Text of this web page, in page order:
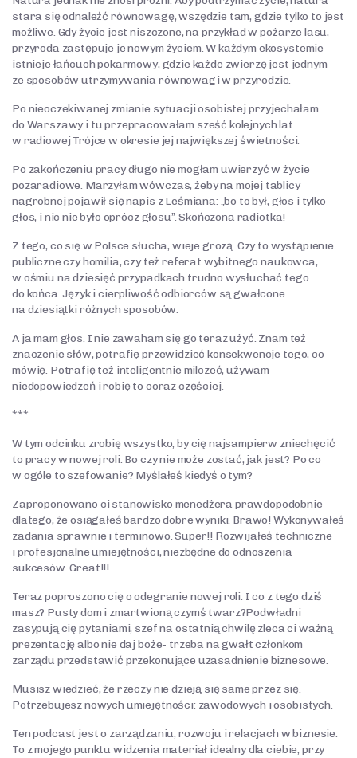
stara się odnaleźć równowagę, wszędzie tam, gdzie tylko to jest
możliwe. Gdy życie jest niszczone, na przykład w pożarze lasu,
przyroda zastępuje je nowym życiem. W każdym ekosystemie
istnieje łańcuch pokarmowy, gdzie każde zwierzę jest jednym
ze sposobów utrzymywania równowagi w przyrodzie.
Po nieoczekiwanej zmianie sytuacji osobistej przyjechałam
do Warszawy i tu przepracowałam sześć kolejnych lat
w radiowej Trójce w okresie jej największej świetności.
Po zakończeniu pracy długo nie mogłam uwierzyć w życie
pozaradiowe. Marzyłam wówczas, żeby na mojej tablicy
nagrobnej pojawił się napis z Leśmiana: „bo to był, głos i tylko
głos, i nic nie było oprócz głosu”. Skończona radiotka!
Z tego, co się w Polsce słucha, wieje grozą. Czy to wystąpienie
publiczne czy homilia, czy też referat wybitnego naukowca,
w ośmiu na dziesięć przypadkach trudno wysłuchać tego
do końca. Język i cierpliwość odbiorców są gwałcone
na dziesiątki różnych sposobów.
A ja mam głos. I nie zawaham się go teraz użyć. Znam też
znaczenie słów, potrafię przewidzieć konsekwencje tego, co
mówię. Potrafię też inteligentnie milczeć, używam
niedopowiedzeń i robię to coraz częściej.
***
W tym odcinku zrobię wszystko, by cię najsampierw zniechęcić
to pracy w nowej roli. Bo czy nie może zostać, jak jest? Po co
w ogóle to szefowanie? Myślałeś kiedyś o tym?
Zaproponowano ci stanowisko menedżera prawdopodobnie
dlatego, że osiągałeś bardzo dobre wyniki. Brawo! Wykonywałeś
zadania sprawnie i terminowo. Super!! Rozwijałeś techniczne
i profesjonalne umiejętności, niezbędne do odnoszenia
sukcesów. Great!!!
Teraz poproszono cię o odegranie nowej roli. I co z tego dziś
masz? Pusty dom i zmartwioną czymś twarz?Podwładni
zasypują cię pytaniami, szef na ostatnią chwilę zleca ci ważną
prezentację albo nie daj boże- trzeba na gwałt członkom
zarządu przedstawić przekonujące uzasadnienie biznesowe.
Musisz wiedzieć, że rzeczy nie dzieją się same przez się.
Potrzebujesz nowych umiejętności: zawodowych i osobistych.
Ten podcast jest o zarządzaniu, rozwoju i relacjach w biznesie.
To z mojego punktu widzenia materiał idealny dla ciebie, przy